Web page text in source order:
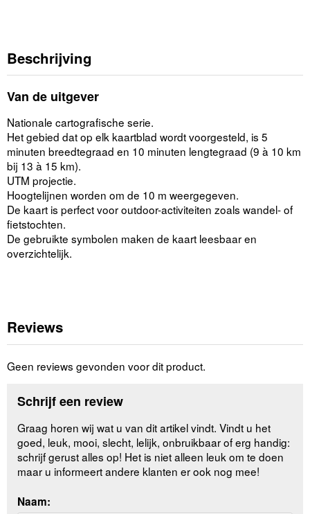
Beschrijving
Van de uitgever
Nationale cartografische serie.
Het gebied dat op elk kaartblad wordt voorgesteld, is 5
minuten breedtegraad en 10 minuten lengtegraad (9 à 10 km
bij 13 à 15 km).
UTM projectie.
Hoogtelijnen worden om de 10 m weergegeven.
De kaart is perfect voor outdoor-activiteiten zoals wandel- of
fietstochten.
De gebruikte symbolen maken de kaart leesbaar en
overzichtelijk.
Reviews
Geen reviews gevonden voor dit product.
Schrijf een review
Graag horen wij wat u van dit artikel vindt. Vindt u het
goed, leuk, mooi, slecht, lelijk, onbruikbaar of erg handig:
schrijf gerust alles op! Het is niet alleen leuk om te doen
maar u informeert andere klanten er ook nog mee!
Naam: